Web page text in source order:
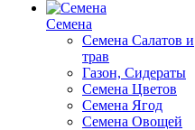
Семена
Семена Салатов и
трав
Газон, Сидераты
Семена Цветов
Семена Ягод
Семена Овощей